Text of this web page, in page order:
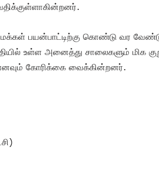
மக்கள் பயன்பாட்டிற்கு கொண்டு வர
உள்ள அனைத்து சாலைகளும் மிக
கோரிக்கை வைக்கின்றனர்.